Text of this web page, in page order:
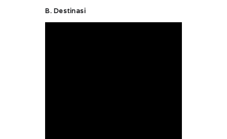
B. Destinasi